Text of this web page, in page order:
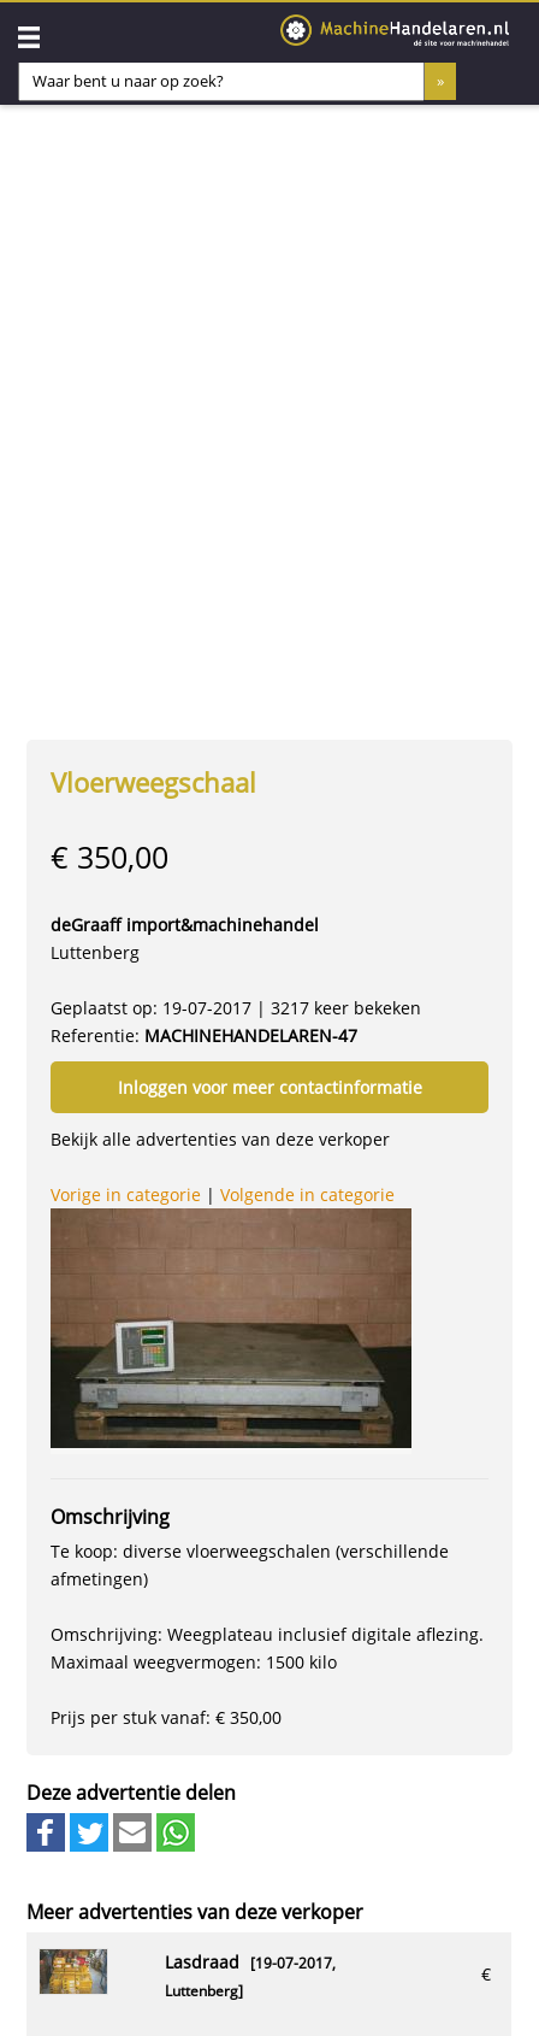
Vloerweegschaal
€ 350,00
deGraaff import&machinehandel
Luttenberg
Geplaatst op: 19-07-2017 | 3217 keer bekeken
Referentie: MACHINEHANDELAREN-47
Inloggen voor meer contactinformatie
Bekijk alle advertenties van deze verkoper
Vorige in categorie |Volgende in categorie
Omschrijving
Te koop: diverse vloerweegschalen (verschillende
afmetingen)
Omschrijving: Weegplateau inclusief digitale aflezing.
Maximaal weegvermogen: 1500 kilo
Prijs per stuk vanaf: € 350,00
Deze advertentie delen
Meer advertenties van deze verkoper
€
lasdraad [19-07-2017,
Luttenberg]